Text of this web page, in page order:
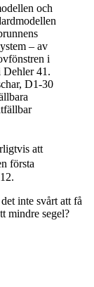
och
– av
i
Dehler 41.
D1-30
att
första
inte svårt att få
mindre segel?